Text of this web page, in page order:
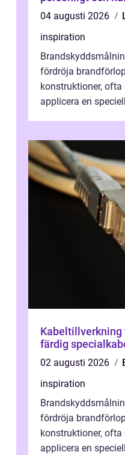
04 augusti 2026
inspiration
fördröja
konstruktioner,
applicera en
Kabeltillverkning från råmaterial till
färdig
02 augusti 2026
inspiration
fördröja
konstruktioner,
applicera en